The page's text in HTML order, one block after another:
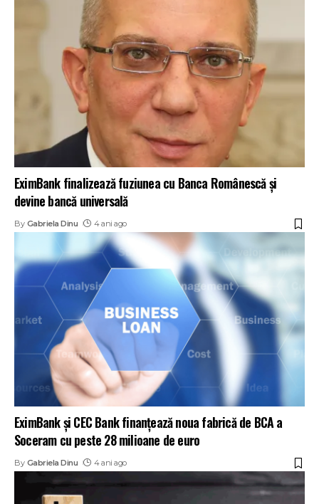
EximBank finalizează fuziunea cu Banca Românescă și
devine bancă universală
By Gabriela Dinu 4 ani ago
EximBank și CEC Bank finanțează noua fabrică de BCA a
Soceram cu peste 28 milioane de euro
By Gabriela Dinu 4 ani ago